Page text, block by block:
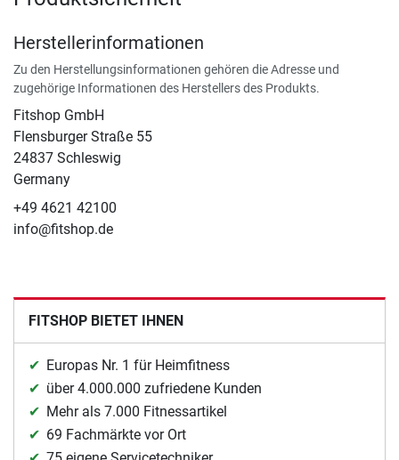
Herstellerinformationen
Zu den Herstellungsinformationen gehören die Adresse und
zugehörige Informationen des Herstellers des Produkts.
Fitshop GmbH
Flensburger Straße 55
24837 Schleswig
Germany
+49 4621 42100
info@fitshop.de
FITSHOP BIETET IHNEN
Europas Nr. 1 für Heimfitness
über 4.000.000 zufriedene Kunden
Mehr als 7.000 Fitnessartikel
69 Fachmärkte vor Ort